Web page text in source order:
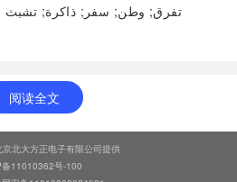
阅读全文
北大方正电子有限公司提供
备11010362号-100